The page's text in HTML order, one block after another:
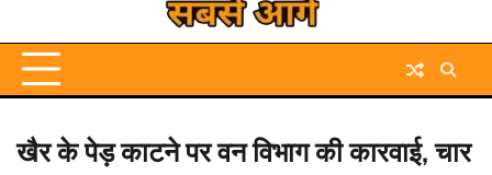
खैर के पेड़ काटने पर वन विभाग की कारवाई, चार